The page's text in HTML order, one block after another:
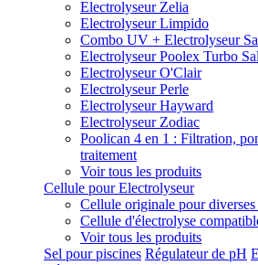
Electrolyseur Zelia
Electrolyseur Limpido
Combo UV + Electrolyseur
Electrolyseur Poolex Turbo
Electrolyseur O'Clair
Electrolyseur Perle
Electrolyseur Hayward
Electrolyseur Zodiac
Poolican 4 en 1 : Filtration,
traitement
Voir tous les produits
Cellule pour Electrolyseur
Cellule originale pour diverses
Cellule d'électrolyse
Voir tous les produits
Sel pour piscines Régulateur de pH